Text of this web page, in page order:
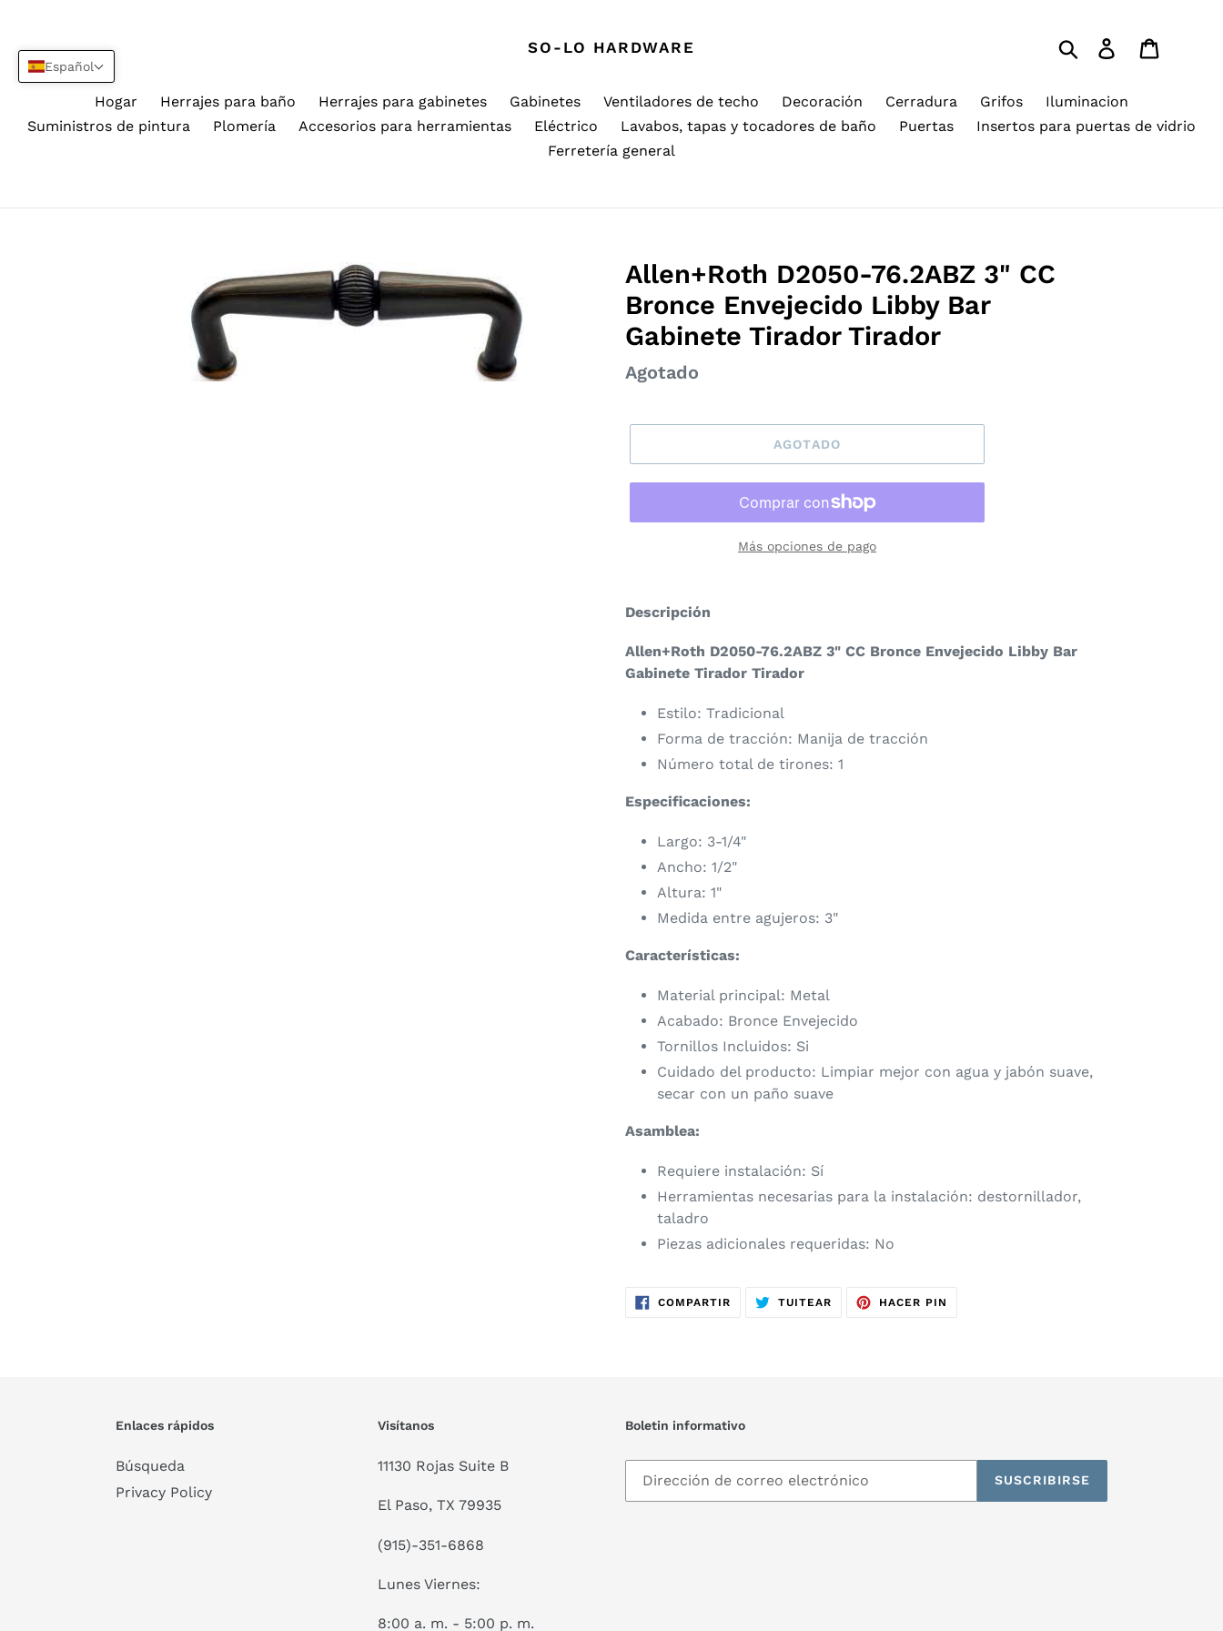
contenido
SO-LO HARDWARE Buscar Ingresar
Hogar Herrajes para baño Herrajes para gabinetes Gabinetes Ventiladores de techo Decoración Cerradura Grifos
Iluminacion
Suministros de pintura
Plomería Accesorios para herramientas Eléctrico Lavabos, tapas y tocadores de baño Puertas
Insertos para puertas de vidrio
Ferretería general
Allen+Roth D2050-76.2ABZ 3" CC
Bronce Envejecido Libby Bar
Gabinete Tirador Tirador
Precio
Agotado
AGOTADO
Más opciones de pago
el
a
tu
compra
Descripción
Allen+Roth D2050-76.2ABZ 3" CC Bronce Envejecido Libby Bar
Gabinete Tirador Tirador
Estilo: Tradicional
Forma de tracción: Manija de tracción
Número total de tirones: 1
Especificaciones:
Largo: 3-1/4"
Ancho: 1/2"
Altura: 1"
Medida entre agujeros: 3"
Características:
Material principal: Metal
Acabado: Bronce Envejecido
Tornillos Incluidos: Si
Cuidado del producto: Limpiar mejor con agua y jabón suave,
secar con un paño suave
Asamblea:
Requiere instalación: Sí
Herramientas necesarias para la instalación: destornillador,
taladro
Piezas adicionales requeridas: No
COMPARTIRCOMPARTIR
EN
TUITEAR TUITEARHACER PIN
Enlaces rápidos
Búsqueda
Privacy Policy
Visítanos
11130 Rojas Suite B
El Paso, TX 79935
(915)-351-6868
Lunes Viernes:
8:00 a. m. - 5:00 p. m.
Boletin informativo
SUSCRIBIRSE
Español